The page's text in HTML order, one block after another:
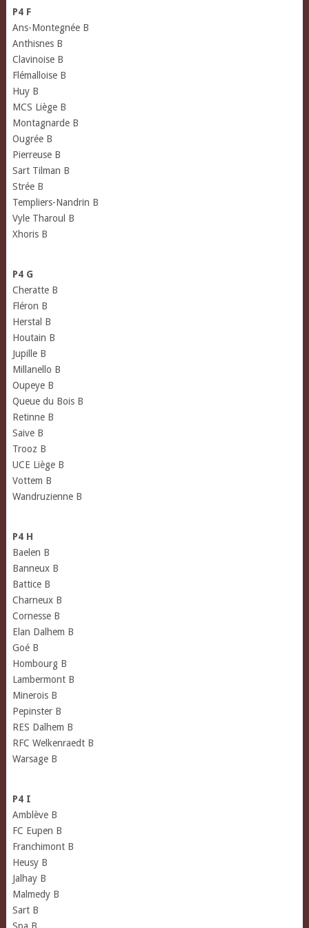
P4 F
Ans-Montegnée B
Anthisnes B
Clavinoise B
Flémalloise B
Huy B
MCS Liège B
Montagnarde B
Ougrée B
Pierreuse B
Sart Tilman B
Strée B
Templiers-Nandrin B
Vyle Tharoul B
Xhoris B
P4 G
Cheratte B
Fléron B
Herstal B
Houtain B
Jupille B
Millanello B
Oupeye B
Queue du Bois B
Retinne B
Saive B
Trooz B
UCE Liège B
Vottem B
Wandruzienne B
P4 H
Baelen B
Banneux B
Battice B
Charneux B
Cornesse B
Elan Dalhem B
Goé B
Hombourg B
Lambermont B
Minerois B
Pepinster B
RES Dalhem B
RFC Welkenraedt B
Warsage B
P4 I
Amblève B
FC Eupen B
Franchimont B
Heusy B
Jalhay B
Malmedy B
Sart B